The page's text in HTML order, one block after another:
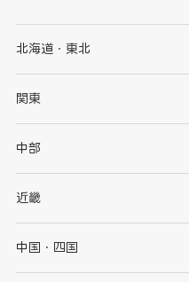
北海道・東北
北海道
岩手県
秋田県
関東
茨城県
群馬県
千葉県
中部
新潟県
石川県
近畿
大阪府
中国・四国